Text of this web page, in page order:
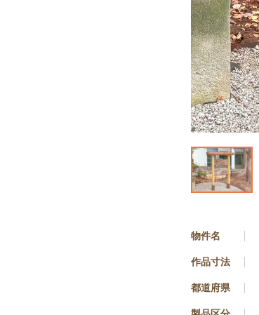
物件名
作品寸法
都道府県